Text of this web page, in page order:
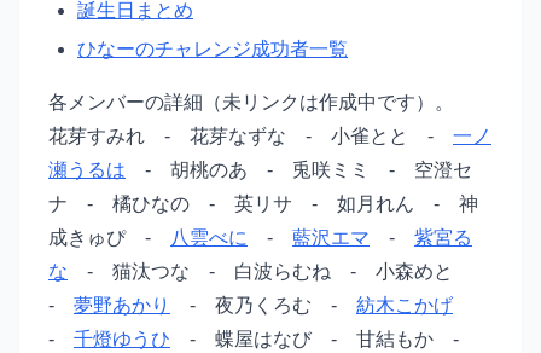
誕生日まとめ
ひなーのチャレンジ成功者一覧
各メンバーの詳細（未リンクは作成中です）。
花芽すみれ - 花芽なずな - 小雀とと - 一ノ
瀬うるは - 胡桃のあ - 兎咲ミミ - 空澄セ
ナ - 橘ひなの - 英リサ - 如月れん - 神
成きゅぴ -
八雲べに - 藍沢エマ - 紫宮る
な - 猫汰つな - 白波らむね - 小森めと
- 夢野あかり - 夜乃くろむ - 紡木こかげ
- 千燈ゆうひ - 蝶屋はなび - 甘結もか -